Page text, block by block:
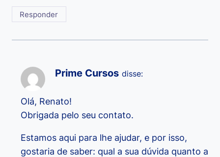
Responder
Prime Cursos disse:
Olá, Renato!
Obrigada pelo seu contato.
Estamos aqui para lhe ajudar, e por isso,
gostaria de saber: qual a sua dúvida quanto a